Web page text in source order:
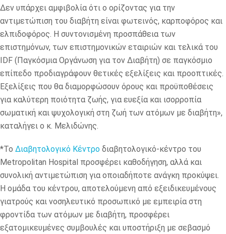
Δεν υπάρχει αμφιβολία ότι ο ορίζοντας για την
αντιμετώπιση του διαβήτη είναι φωτεινός, καρποφόρος και
ελπιδοφόρος. Η συντονισμένη προσπάθεια των
επιστημόνων, των επιστημονικών εταιριών και τελικά του
IDF (Παγκόσμια Οργάνωση για τον Διαβήτη) σε παγκόσμιο
επίπεδο προδιαγράφουν θετικές εξελίξεις και προοπτικές.
Εξελίξεις που θα διαμορφώσουν όρους και προϋποθέσεις
για καλύτερη ποιότητα ζωής, για ευεξία και ισορροπία
σωματική και ψυχολογική στη ζωή των ατόμων με διαβήτη»,
καταλήγει ο κ. Μελιδώνης.
*Το Διαβητολογικό Κέντρο διαβητολογικό-κέντρο του
Metropolitan Hospital προσφέρει καθοδήγηση, αλλά και
συνολική αντιμετώπιση για οποιαδήποτε ανάγκη προκύψει.
Η ομάδα του κέντρου, αποτελούμενη από εξειδικευμένους
γιατρούς και νοσηλευτικό προσωπικό με εμπειρία στη
φροντίδα των ατόμων με διαβήτη, προσφέρει
εξατομικευμένες συμβουλές και υποστήριξη με σεβασμό